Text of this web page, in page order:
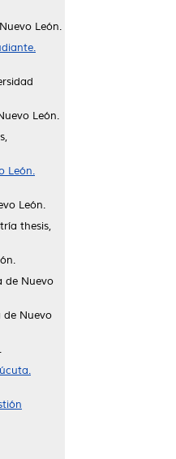
León.
León.
León.
León.
thesis,
de Nuevo
de Nuevo